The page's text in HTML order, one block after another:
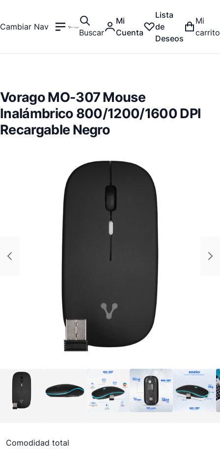
Cambiar Nav
Buscar
Mi
Cuenta
Lista
de
Deseos
Mi
carrito
Vorago MO-307 Mouse
Inalámbrico 800/1200/1600 DPI
Recargable Negro
Comodidad total